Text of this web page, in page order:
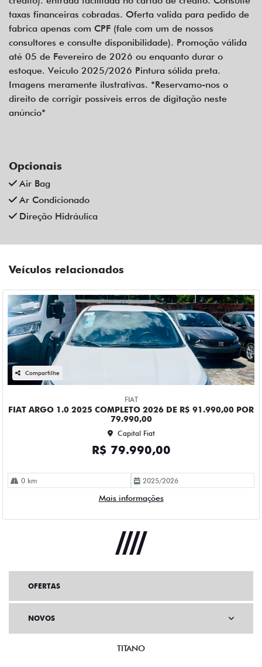
Ar Condicionado
Direção Hidráulica
Veículos relacionados
Compartilhe
FIAT ARGO 1.0 2025 COMPLETO 2026 DE R$ 91.990,00 POR
R$ 79.990,00
0 km 2025/2026
Mais informações
OFERTAS
NOVOS
TITANO